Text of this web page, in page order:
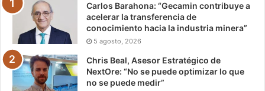
Carlos Barahona: “Gecamin contribuye a
acelerar la transferencia de
conocimiento hacia la industria minera”
5 agosto, 2026
Chris Beal, Asesor Estratégico de
NextOre: “No se puede optimizar lo que
no se puede medir”